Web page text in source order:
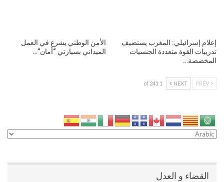
إعلام إسرائيلي: المغرب يستضيف
تدريبات القوة متعددة الجنسيات
المخصصة…
الأمن الوطني يشرع في العمل
الميداني بسيارتي “أمان”…
NEXT
1 of 241
القضاء و العدل